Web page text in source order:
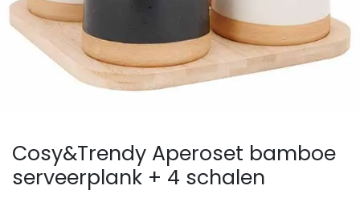
Cosy&Trendy Aperoset bamboe
serveerplank + 4 schalen